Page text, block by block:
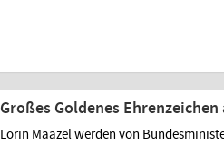
Großes Goldenes
Lorin Maazel werden von